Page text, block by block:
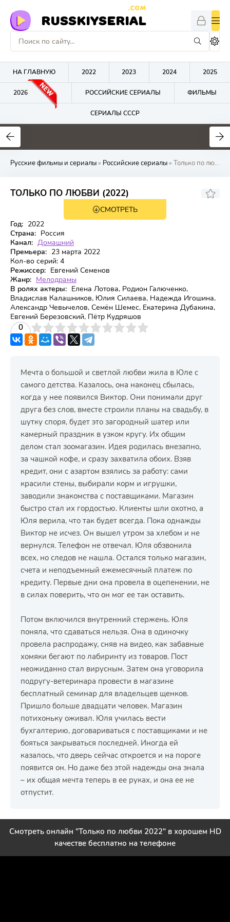
RUSSKIYSERIAL
.COM
НА ГЛАВНУЮ 2022 2023 2024 2025
2026 РОССИЙСКИЕ СЕРИАЛЫ ФИЛЬМЫ
СЕРИАЛЫ СССР
0
Русские фильмы и сериалы» Российские сериалы» Только по любви
ТОЛЬКО ПО ЛЮБВИ (2022)
СМОТРЕТЬ
Год: 2022
Страна: Россия
Канал: Домашний
Премьера: 23 марта 2022
Кол-во серий: 4
Режиссер: Евгений Семенов
Жанр: Мелодрамы
В ролях актеры: Елена Лотова, Родион Галюченко,
Владислав Калашников, Юлия Силаева, Надежда Игошина,
Александр Чевычелов, Семён Шемес, Екатерина Дубакина,
Евгений Березовский, Пётр Кудряшов
0
4 5 6 7 8 9 10
Мечта о большой и светлой любви жила в Юле с
самого детства. Казалось, она наконец сбылась,
когда у нее появился Виктор. Они понимали друг
друга без слов, вместе строили планы на свадьбу, в
шутку споря, будет это загородный шатер или
камерный праздник в узком кругу. Их общим
делом стал зоомагазин. Идея родилась внезапно,
за чашкой кофе, и сразу захватила обоих. Взяв
кредит, они с азартом взялись за работу: сами
красили стены, выбирали корм и игрушки,
заводили знакомства с поставщиками. Магазин
быстро стал их гордостью. Клиенты шли охотно, а
Юля верила, что так будет всегда. Пока однажды
Виктор не исчез. Он вышел утром за хлебом и не
вернулся. Телефон не отвечал. Юля обзвонила
всех, но следов не нашла. Остался только магазин,
счета и неподъемный ежемесячный платеж по
кредиту. Первые дни она провела в оцепенении, не
в силах поверить, что он мог ее так оставить.
Потом включился внутренний стержень. Юля
поняла, что сдаваться нельзя. Она в одиночку
провела распродажу, сняв на видео, как забавные
хомяки бегают по лабиринту из товаров. Пост
неожиданно стал вирусным. Затем она уговорила
подругу-ветеринара провести в магазине
бесплатный семинар для владельцев щенков.
Пришло больше двадцати человек. Магазин
потихоньку оживал. Юля училась вести
бухгалтерию, договариваться с поставщиками и не
бояться закрываться последней. Иногда ей
казалось, что дверь сейчас откроется и на пороге
появится он. Но даже без этой надежды она знала
– их общая мечта теперь в ее руках, и она ее не
отпустит.
Смотреть онлайн "Только по любви 2022" в хорошем HD
качестве бесплатно на телефоне